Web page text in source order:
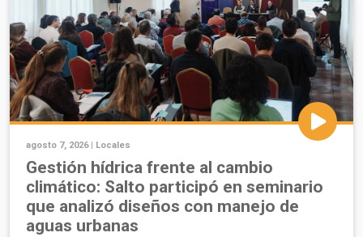
agosto 7, 2026 | Locales
Gestión hídrica frente al cambio
climático: Salto participó en seminario
que analizó diseños con manejo de
aguas urbanas